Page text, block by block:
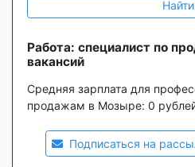
Найти
Работа: специалист по
вакансий
Средняя зарплата для
продажам в Мозыре: 0
Подписаться на